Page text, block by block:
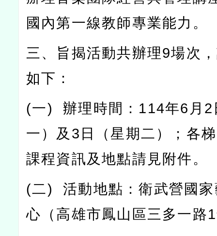
國內第一線教師專業能力。
三、旨揭活動共辦理9場次
如下：
(一)辦理時間： 114年6 月 2
一）及 3 日（星期二）；各
課程資訊及地點請見附件。
(二)活動地點：衛武營國
心（高雄市鳳山區三多一路1